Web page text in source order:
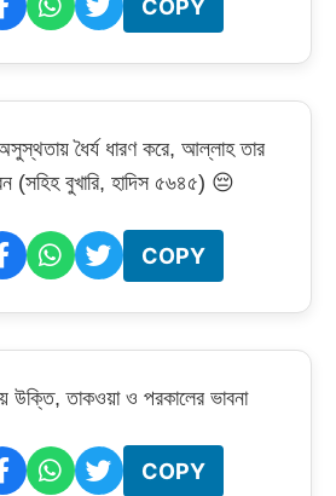
COPY
ধৈর্য ধারণ করে, আল্লাহ তার
(সহিহ বুখারি, হাদিস ৫৬৪৫) 😔
COPY
উক্তি, তাকওয়া ও পরকালের ভাবনা
COPY